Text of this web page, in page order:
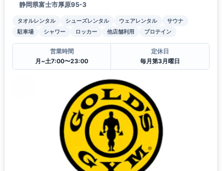
静岡県富士市厚原95-3
タオルレンタル シューズレンタル ウェアレンタル
サウナ
駐車場
シャワー ロッカー 他店舗利用 プロテイン
営業時間
月~土7:00〜23:00
定休日
毎月第3月曜日